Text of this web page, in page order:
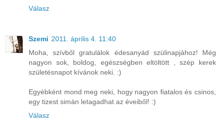
Válasz
Szemi 2011. április 4. 11:40
Moha, szívből gratulálok édesanyád szülinapjához! Még
nagyon sok, boldog, egészségben eltöltött , szép kerek
születésnapot kívánok neki. :)
Egyébként mond meg neki, hogy nagyon fiatalos és csinos,
egy tizest simán letagadhat az éveiből! :)
Válasz